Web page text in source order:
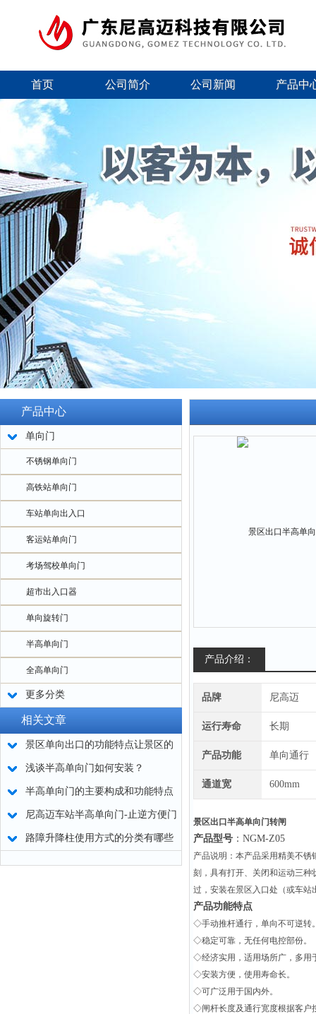
首页 公司简介 公司新闻 产品中
产品中心
单向门
不锈钢单向门
高铁站单向门
车站单向出入口
客运站单向门
考场驾校单向门
超市出入口器
单向旋转门
半高单向门
全高单向门
更多分类
相关文章
景区单向出口的功能特点让景区的
行人出入口管理更加便捷
浅谈半高单向门如何安装？
半高单向门的主要构成和功能特点
尼高迈车站半高单向门-止逆方便门
路障升降柱使用方式的分类有哪些
产品介绍：
品牌 尼高迈
运行寿命 长期
产品功能 单向通行
通道宽 600mm
景区出口半高单向门转闸
产品型号 ： NGM-Z05
产品说明：本产品采用精美不
刻，具有打开、关闭和运动三种
过，安装在景区入口处（或车站
产品功能特点
◇手动推杆通行，单向不可逆转
◇稳定可靠，无任何电控部份。
◇经济实用，适用场所广，多用
◇安装方便，使用寿命长。
◇可广泛用于国内外。
◇闸杆长度及通行宽度根据客户